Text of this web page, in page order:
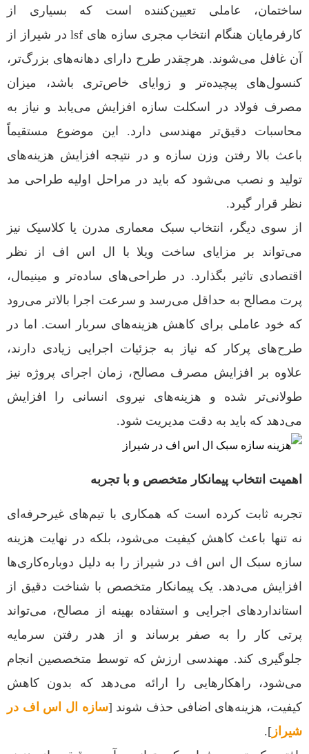
ساختمان، عاملی تعیین‌کننده است که بسیاری از
کارفرمایان هنگام انتخاب مجری سازه های lsf در شیراز از
آن غافل می‌شوند. هرچقدر طرح دارای دهانه‌های بزرگ‌تر،
کنسول‌های پیچیده‌تر و زوایای خاص‌تری باشد، میزان
مصرف فولاد در اسکلت سازه افزایش می‌یابد و نیاز به
محاسبات دقیق‌تر مهندسی دارد. این موضوع مستقیماً
باعث بالا رفتن وزن سازه و در نتیجه افزایش هزینه‌های
تولید و نصب می‌شود که باید در مراحل اولیه طراحی مد
نظر قرار گیرد.
از سوی دیگر، انتخاب سبک معماری مدرن یا کلاسیک نیز
می‌تواند بر مزایای ساخت ویلا با ال اس اف از نظر
اقتصادی تاثیر بگذارد. در طراحی‌های ساده‌تر و مینیمال،
پرت مصالح به حداقل می‌رسد و سرعت اجرا بالاتر می‌رود
که خود عاملی برای کاهش هزینه‌های سربار است. اما در
طرح‌های پرکار که نیاز به جزئیات اجرایی زیادی دارند،
علاوه بر افزایش مصرف مصالح، زمان اجرای پروژه نیز
طولانی‌تر شده و هزینه‌های نیروی انسانی را افزایش
می‌دهد که باید به دقت مدیریت شود.
اهمیت انتخاب پیمانکار متخصص و با تجربه
تجربه ثابت کرده است که همکاری با تیم‌های غیرحرفه‌ای
نه تنها باعث کاهش کیفیت می‌شود، بلکه در نهایت هزینه
سازه سبک ال اس اف در شیراز را به دلیل دوباره‌کاری‌ها
افزایش می‌دهد. یک پیمانکار متخصص با شناخت دقیق از
استانداردهای اجرایی و استفاده بهینه از مصالح، می‌تواند
پرتی کار را به صفر برساند و از هدر رفتن سرمایه
جلوگیری کند. مهندسی ارزش که توسط متخصصین انجام
می‌شود، راهکارهایی را ارائه می‌دهد که بدون کاهش
کیفیت، هزینه‌های اضافی حذف شوند [سازه ال اس اف در
شیراز ].